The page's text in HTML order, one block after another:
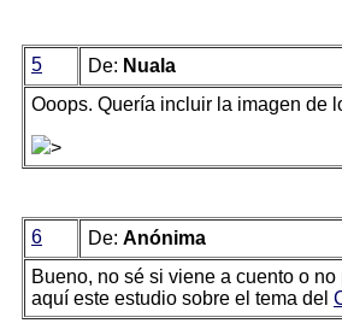
5 De: Nuala
Ooops. Quería incluir la imagen de
>
6 De: Anónima
Bueno, no sé si viene a cuento o
aquí este estudio sobre el tema del